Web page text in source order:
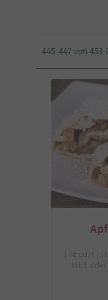
445-447 von 453
1 Strudel 75
Milch oder